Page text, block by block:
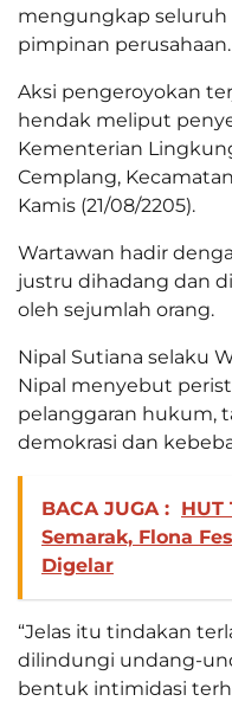
mengungkap
pimpinan perusahaan.
Aksi pengeroyokan
hendak meliput
Kementerian
Cemplang,
Kamis (21/08/2205).
Wartawan hadir
justru dihadang dan
oleh sejumlah orang.
Nipal Sutiana selaku
Nipal menyebut
pelanggaran hukum,
demokrasi dan
BACA JUGA : HUT
Semarak, Flona
Digelar
“Jelas itu tindakan
dilindungi undang-
bentuk intimidasi